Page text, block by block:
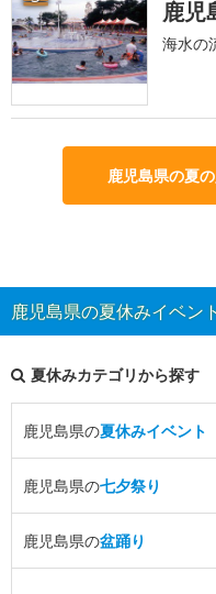
鹿児
海水の
鹿児島県の夏
鹿児島県の夏休みイベン
夏休みカテゴリから探す
鹿児島県の夏休みイベント
鹿児島県の七夕祭り
鹿児島県の盆踊り